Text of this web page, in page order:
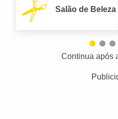
Salão de Beleza
Continua após